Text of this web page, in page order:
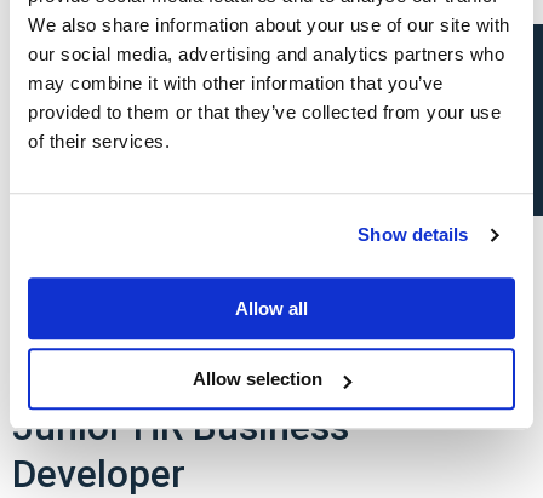
We also share information about your use of our site with
our social media, advertising and analytics partners who
may combine it with other information that you’ve
provided to them or that they’ve collected from your use
of their services.
Show details
Allow all
Allow selection
Locatie: Anderlecht, Brussels-Capital Region Type: Direct
Hire (Recruitment) Vacature #4199 In deze commerciële rol
bouw je nieuwe klantenrelaties uit en versterk je een
bestaande portefeuille binnen industriële automatisering en
E&I-projecten.
Recruiter
Type: Interne Vacatures Vacature #3809 Je rekruteert
technische en technisch-commerciële profielen voor klanten
in heel België en maakt deel uit van een jong team bij een
Junior HR Business
Developer